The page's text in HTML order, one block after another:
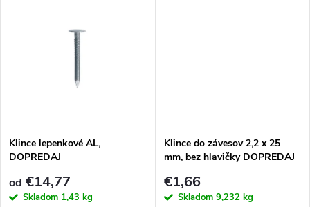
o
v
o
v
Klince lepenkové AL,
DOPREDAJ
od €14,77
Skladom 1,43 kg
Klince do závesov 2,2 x 25
mm, bez hlavičky DOPREDAJ
€1,66
Skladom 9,232 kg